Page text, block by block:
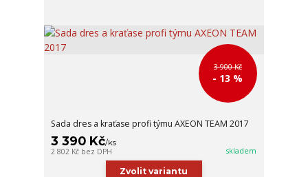
3 900 Kč
- 13 %
Sada dres a kraťase profi týmu AXEON TEAM 2017
3 390 Kč/ks
2 802 Kč bez DPH skladem
Zvolit variantu